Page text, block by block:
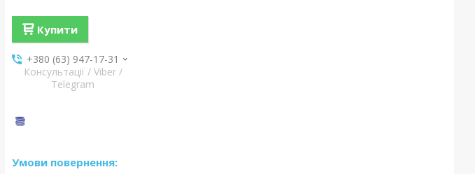
Купити
+380 (63) 947-17-31
Консультації / Viber /
Telegram